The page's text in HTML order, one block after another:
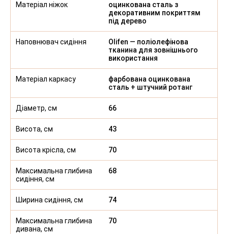
Матеріал ніжок
оцинкована сталь з
декоративним покриттям
під дерево
Наповнювач сидіння
Olifen — поліолефінова
тканина для зовнішнього
використання
Матеріал каркасу
фарбована оцинкована
сталь + штучний ротанг
Діаметр, см 66
Висота, см 43
Висота крісла, см 70
Максимальна глибина
сидіння, см
68
Ширина сидіння, см 74
Максимальна глибина
дивана, см
70